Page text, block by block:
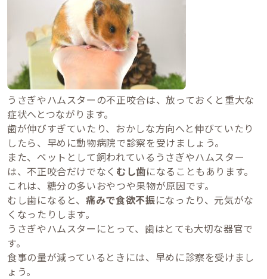
うさぎやハムスターの不正咬合は、放っておくと重大な
症状へとつながります。
歯が伸びすぎていたり、おかしな方向へと伸びていたり
したら、早めに動物病院で診察を受けましょう。
また、ペットとして飼われているうさぎやハムスター
は、不正咬合だけでなく むし歯になることもあります。
これは、糖分の多いおやつや果物が原因です。
むし歯になると、痛みで食欲不振になったり、元気がな
くなったりします。
うさぎやハムスターにとって、歯はとても大切な器官で
す。
食事の量が減っているときには、早めに診察を受けまし
ょう。